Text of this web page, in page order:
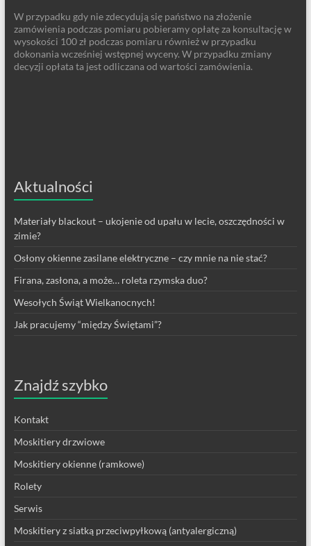
W przypadku gdy nie zdecydują się państwo na złożenie
zamówienia podczas pomiaru pobieramy opłatę za konsultację w
wysokości 100 zł podczas pomiaru również w przypadku
dokonania wcześniej wstępnej wyceny. W przypadku zmiany
decyzji opłata ta jest odliczana od wartości zamówienia.
Aktualności
Materiały blackout – ukojenie od upału w lecie, oszczędności w
zimie?
Osłony okienne zasilane elektryczne – czy mnie na nie stać?
Firana, zasłona, a może… roleta rzymska duo?
Wesołych Świąt Wielkanocnych!
Jak pracujemy “między Świętami”?
Znajdź szybko
Kontakt
Moskitiery drzwiowe
Moskitiery okienne (ramkowe)
Rolety
Serwis
Moskitiery z siatką przeciwpyłkową (antyalergiczną)